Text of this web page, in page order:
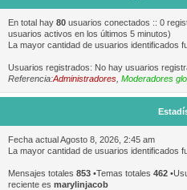
En total hay 80 usuarios conectados :: 0
usuarios activos en los últimos 5 minutos)
La mayor cantidad de usuarios identificados
Usuarios registrados: No hay usuarios
Referencia:Administradores Moderadores
Fecha actual Agosto 8, 2026, 2:45 am
La mayor cantidad de usuarios identificados
Mensajes totales 853 •Temas totales 462
reciente es marylinjacob